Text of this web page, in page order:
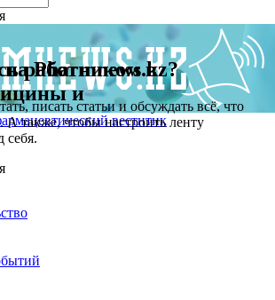
Pharmnews.kz?
писать статьи и обсуждать всё, что
А также, чтобы настроить ленту
себя.
работником в
и